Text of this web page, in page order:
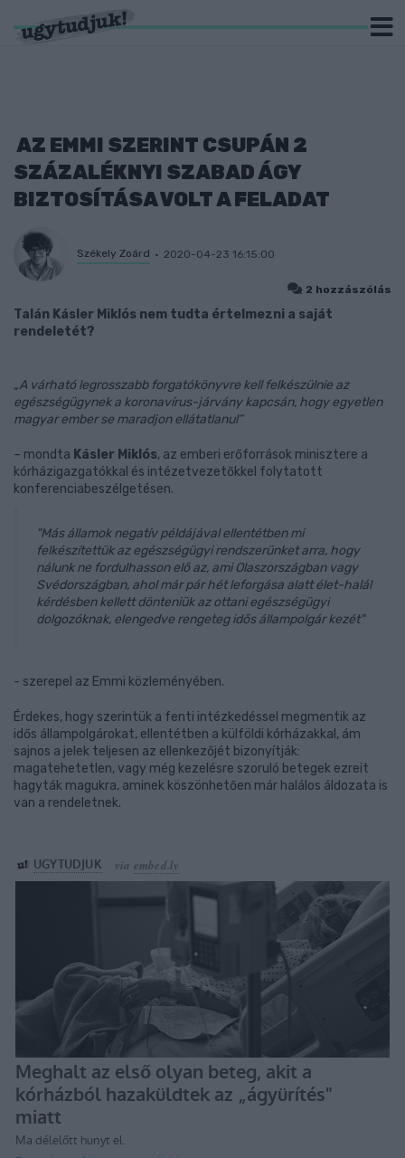
AZ EMMI SZERINT CSUPÁN 2
SZÁZALÉKNYI SZABAD ÁGY
BIZTOSÍTÁSA VOLT A FELADAT
Székely Zoárd 2020-04-23 16:15:00
2 hozzászólás
Talán Kásler Miklós nem tudta értelmezni a saját
rendeletét?
„A várható legrosszabb forgatókönyvre kell felkészülnie az
egészségügynek a koronavírus-járvány kapcsán, hogy egyetlen
magyar ember se maradjon ellátatlanul”
– mondta Kásler Miklós, az emberi erőforrások minisztere a
kórházigazgatókkal és intézetvezetőkkel folytatott
konferenciabeszélgetésen.
"Más államok negatív példájával ellentétben mi
felkészítettük az egészségügyi rendszerünket arra, hogy
nálunk ne fordulhasson elő az, ami Olaszországban vagy
Svédországban, ahol már pár hét leforgása alatt élet-halál
kérdésben kellett dönteniük az ottani egészségügyi
dolgozóknak, elengedve rengeteg idős állampolgár kezét"
- szerepel az Emmi közleményében.
Érdekes, hogy szerintük a fenti intézkedéssel megmentik az
idős állampolgárokat, ellentétben a külföldi kórházakkal, ám
sajnos a jelek teljesen az ellenkezőjét bizonyítják:
magatehetetlen, vagy még kezelésre szoruló betegek ezreit
hagyták magukra, aminek köszönhetően már halálos áldozata is
van a rendeletnek.